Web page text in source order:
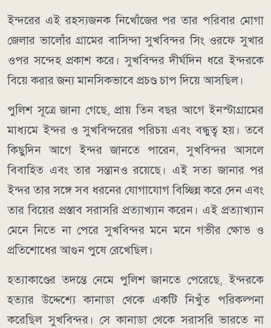
ইন্দরের এই রহস্যজনক নিখোঁজের পর তার পরিবার মোগা
জেলার ভালোঁর গ্রামের বাসিন্দা সুখবিন্দর সিং ওরফে সুখার
ওপর সন্দেহ প্রকাশ করে। সুখবিন্দর দীর্ঘদিন ধরে ইন্দরকে
বিয়ে করার জন্য মানসিকভাবে প্রচণ্ড চাপ দিয়ে আসছিল।
পুলিশ সূত্রে জানা গেছে, প্রায় তিন বছর আগে ইনস্টাগ্রামের
মাধ্যমে ইন্দর ও সুখবিন্দরের পরিচয় এবং বন্ধুত্ব হয়। তবে
কিছুদিন আগে ইন্দর জানতে পারেন, সুখবিন্দর আসলে
বিবাহিত এবং তার সন্তানও রয়েছে। এই সত্য জানার পর
ইন্দর তার সঙ্গে সব ধরনের যোগাযোগ বিচ্ছিন্ন করে দেন এবং
তার বিয়ের প্রস্তাব সরাসরি প্রত্যাখ্যান করেন। এই প্রত্যাখ্যান
মেনে নিতে না পেরে সুখবিন্দর মনে মনে গভীর ক্ষোভ ও
প্রতিশোধের আগুন পুষে রেখেছিল।
হত্যাকাণ্ডের তদন্তে নেমে পুলিশ জানতে পেরেছে, ইন্দরকে
হত্যার উদ্দেশ্যে কানাডা থেকে একটি নিখুঁত পরিকল্পনা
করেছিল সুখবিন্দর। সে কানাডা থেকে সরাসরি ভারতে না